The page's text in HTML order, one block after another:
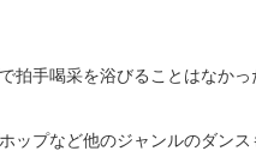
拍手喝采を浴びることはなかっ
ップなど他のジャンルのダン